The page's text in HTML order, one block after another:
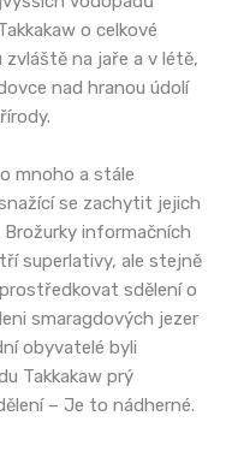
o celkové
na jaře a v létě,
nad hranou údolí
mnoho a stále
se zachytit jejich
informačních
superlativy, ale stejně
sdělení o
smaragdových jezer
obyvatelé byli
Takkakaw prý
– Je to nádherné.